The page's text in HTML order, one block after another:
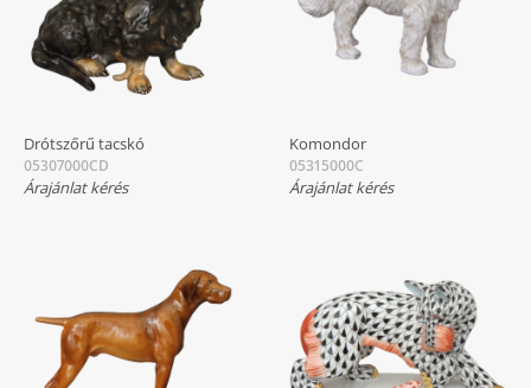
Drótszőrű tacskó
05307000CD
Árajánlat kérés
Komondor
05315000C
Árajánlat kérés